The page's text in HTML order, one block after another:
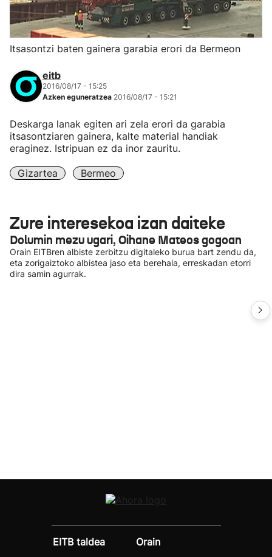
Itsasontzi baten gainera garabia erori da Bermeon
eitb
2016/08/17 - 15:25
Azken eguneratzea 2016/08/17 - 15:21
Deskarga lanak egiten ari zela erori da garabia
itsasontziaren gainera, kalte material handiak
eraginez. Istripuan ez da inor zauritu.
Gizartea Bermeo
Zure interesekoa izan daiteke
Dolumin mezu ugari, Oihane Mateos gogoan
Orain EITBren albiste zerbitzu digitaleko burua bart zendu da,
eta zorigaiztoko albistea jaso eta berehala, erreskadan etorri
dira samin agurrak.
EITB taldea
Orain